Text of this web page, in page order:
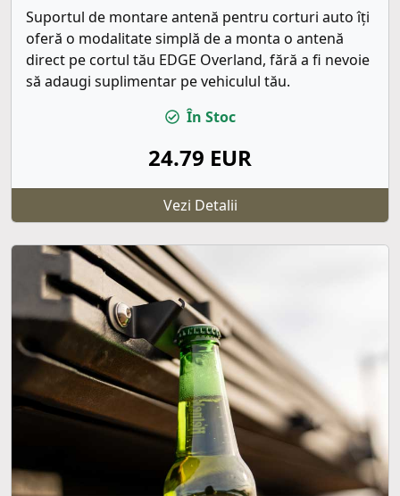
Suportul de montare antenă pentru corturi auto îți
oferă o modalitate simplă de a monta o antenă
direct pe cortul tău EDGE Overland, fără a fi nevoie
să adaugi suplimentar pe vehiculul tău.
În Stoc
24.79 EUR
Vezi Detalii